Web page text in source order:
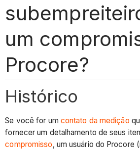
um
Procore?
Histórico
Se você for um contato da medição
fornecer um detalhamento de seus
compromisso, um usuário do Procore